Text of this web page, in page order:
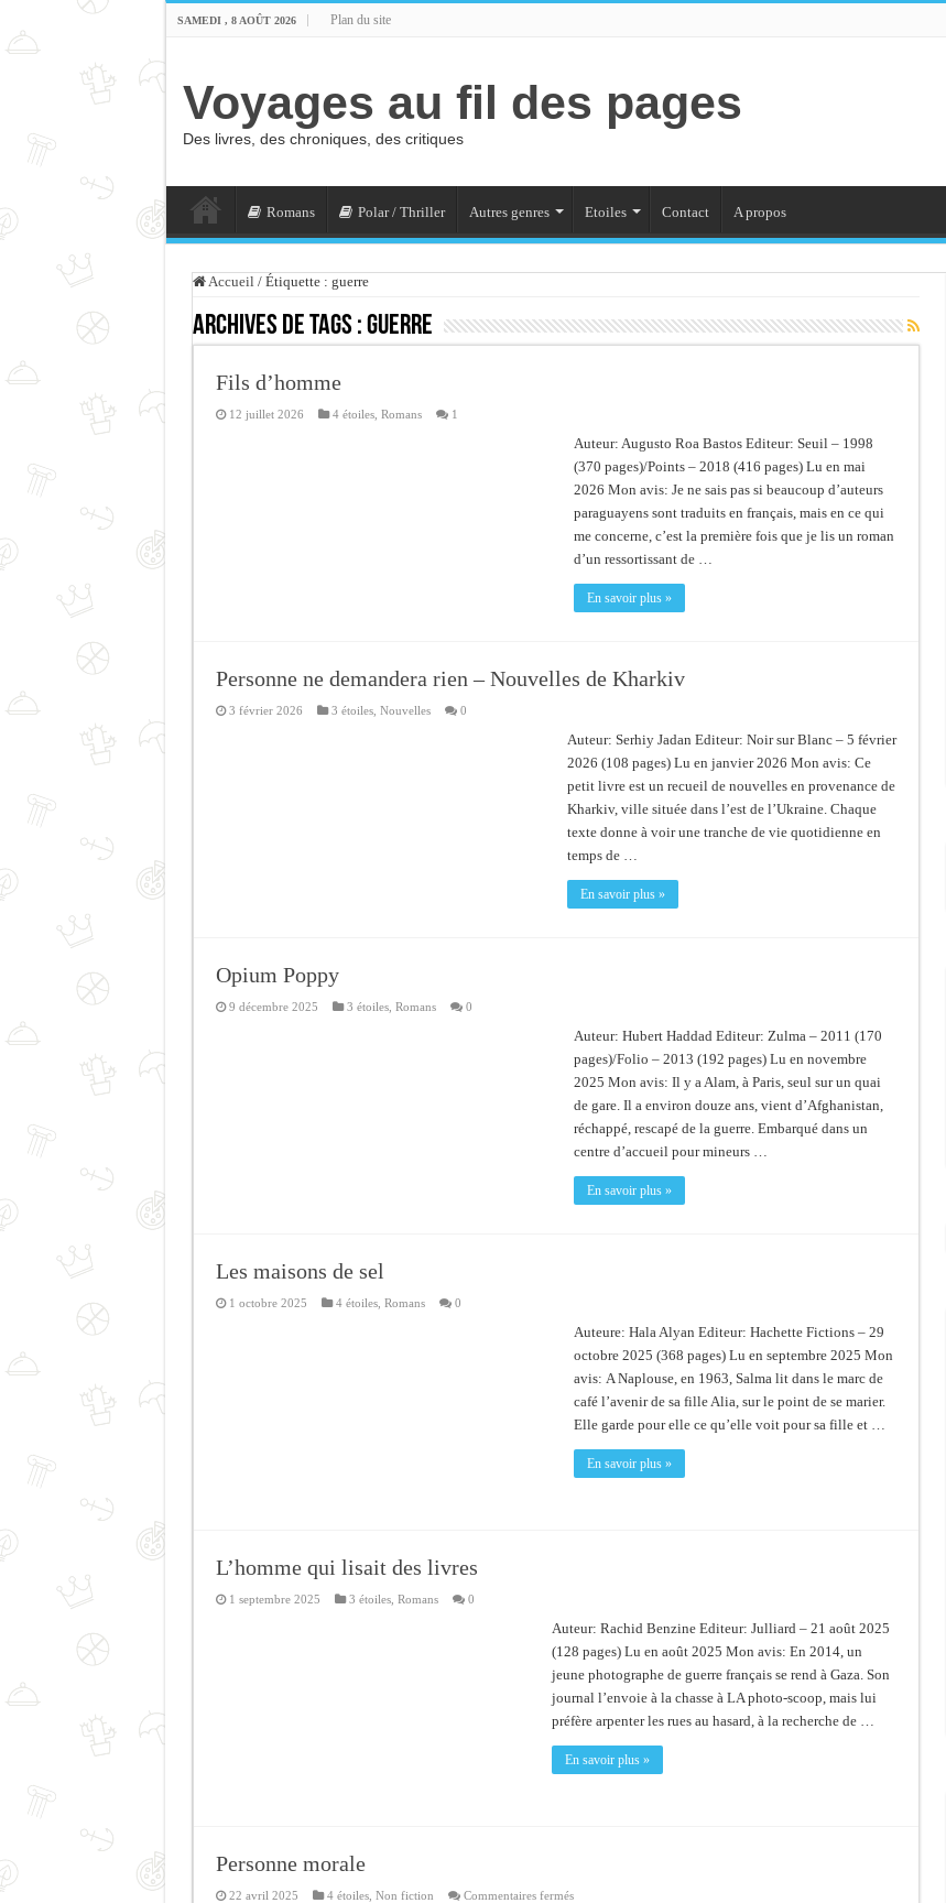
SAMEDI , 8 AOÛT 2026 Plan du site
Voyages au fil des pages
Des livres, des chroniques, des critiques
Romans Polar / Thriller Autres genres Etoiles Contact A propos
Accueil / Étiquette : guerre
Archives de tags :guerre
Fils d’homme
12 juillet 2026 4 étoiles, Romans 1
Auteur: Augusto Roa Bastos Editeur: Seuil – 1998
(370 pages)/Points – 2018 (416 pages) Lu en mai
2026 Mon avis: Je ne sais pas si beaucoup d’auteurs
paraguayens sont traduits en français, mais en ce qui
me concerne, c’est la première fois que je lis un roman
d’un ressortissant de …
En savoir plus »
Personne ne demandera rien – Nouvelles de Kharkiv
3 février 2026 3 étoiles, Nouvelles 0
Auteur: Serhiy Jadan Editeur: Noir sur Blanc – 5 février
2026 (108 pages) Lu en janvier 2026 Mon avis: Ce
petit livre est un recueil de nouvelles en provenance de
Kharkiv, ville située dans l’est de l’Ukraine. Chaque
texte donne à voir une tranche de vie quotidienne en
temps de …
En savoir plus »
Opium Poppy
9 décembre 2025 3 étoiles, Romans 0
Auteur: Hubert Haddad Editeur: Zulma – 2011 (170
pages)/Folio – 2013 (192 pages) Lu en novembre
2025 Mon avis: Il y a Alam, à Paris, seul sur un quai
de gare. Il a environ douze ans, vient d’Afghanistan,
réchappé, rescapé de la guerre. Embarqué dans un
centre d’accueil pour mineurs …
En savoir plus »
Les maisons de sel
1 octobre 2025 4 étoiles, Romans 0
Auteure: Hala Alyan Editeur: Hachette Fictions – 29
octobre 2025 (368 pages) Lu en septembre 2025 Mon
avis: A Naplouse, en 1963, Salma lit dans le marc de
café l’avenir de sa fille Alia, sur le point de se marier.
Elle garde pour elle ce qu’elle voit pour sa fille et …
En savoir plus »
L’homme qui lisait des livres
1 septembre 2025 3 étoiles, Romans 0
Auteur: Rachid Benzine Editeur: Julliard – 21 août 2025
(128 pages) Lu en août 2025 Mon avis: En 2014, un
jeune photographe de guerre français se rend à Gaza. Son
journal l’envoie à la chasse à LA photo-scoop, mais lui
préfère arpenter les rues au hasard, à la recherche de …
En savoir plus »
Personne morale
22 avril 2025 4 étoiles, Non fiction Commentaires ferméssur